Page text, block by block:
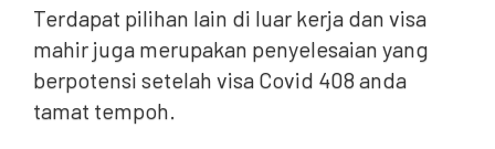
Terdapat pilihan lain di luar kerja dan visa
mahir juga merupakan penyelesaian yang
berpotensi setelah visa Covid 408 anda
tamat tempoh.